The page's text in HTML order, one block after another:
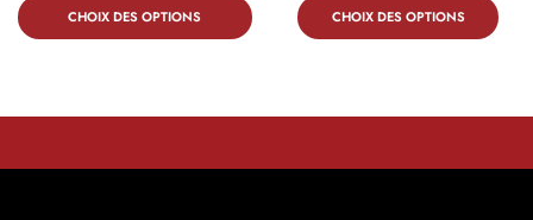
CHOIX DES OPTIONS CHOIX DES OPTIONS